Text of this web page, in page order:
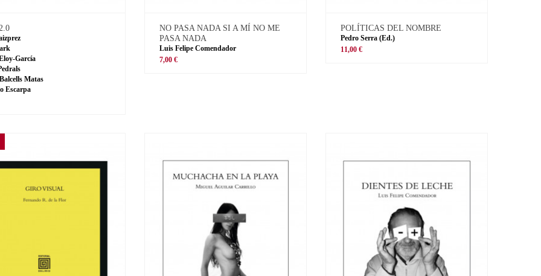
García
Matas
Escarpa
NO PASA NADA SI A MÍ NO ME
PASA NADA
Luis Felipe Comendador
7,00 €
POLÍTICAS DEL NOMBRE
Pedro Serra (Ed.)
11,00 €